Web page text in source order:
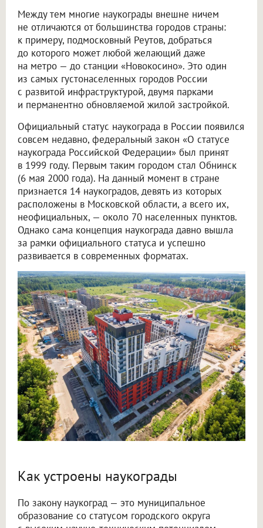
Между тем многие наукограды внешне ничем
не отличаются от большинства городов страны:
к примеру, подмосковный Реутов, добраться
до которого может любой желающий даже
на метро — до станции «Новокосино». Это один
из самых густонаселенных городов России
с развитой инфраструктурой, двумя парками
и перманентно обновляемой жилой застройкой.
Официальный статус наукограда в России появился
совсем недавно, федеральный закон «О статусе
наукограда Российской Федерации» был принят
в 1999 году. Первым таким городом стал Обнинск
(6 мая 2000 года). На данный момент в стране
признается 14 наукоградов, девять из которых
расположены в Московской области, а всего их,
неофициальных, — около 70 населенных пунктов.
Однако сама концепция наукограда давно вышла
за рамки официального статуса и успешно
развивается в современных форматах.
Как устроены наукограды
По закону наукоград — это муниципальное
образование со статусом городского округа